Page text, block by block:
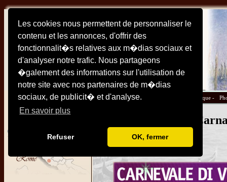
Les cookies nous permettent de personnaliser le
contenu et les annonces, d'offrir des
fonctionnalit�s relatives aux m�dias sociaux et
d'analyser notre trafic. Nous partageons
�galement des informations sur l'utilisation de
notre site avec nos partenaires de m�dias
sociaux, de publicit� et d'analyse.
En savoir plus
Refuser OK, fermer
Plan - Monuments et sites - Pratique -
Programme du